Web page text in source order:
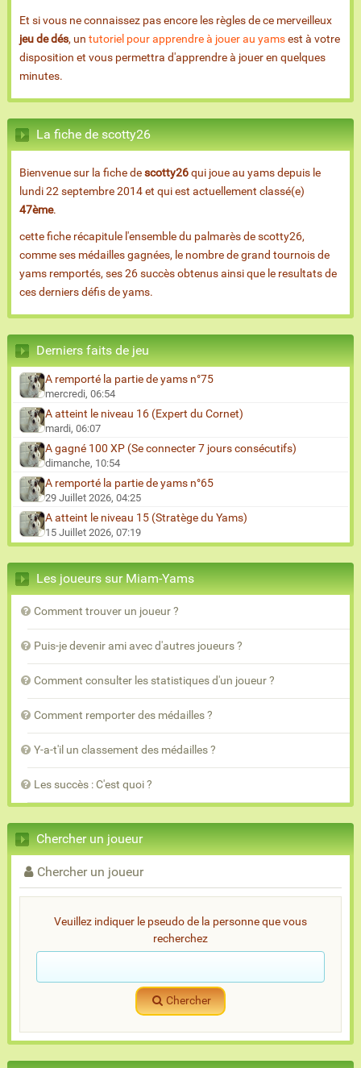
Et si vous ne connaissez pas encore les règles de ce merveilleux
jeu de dés, un tutoriel pour apprendre à jouer au yamsest à votre
disposition et vous permettra d'apprendre à jouer en quelques
minutes.
La fiche de scotty26
Bienvenue sur la fiche descotty26qui joue au yams depuis le
lundi 22 septembre 2014 et qui est actuellement classé(e)
47ème.
cette fiche récapitule l'ensemble du palmarès de scotty26,
comme ses médailles gagnées, le nombre de grand tournois de
yams remportés, ses 26 succès obtenus ainsi que le resultats de
ces derniers défis de yams.
Derniers faits de jeu
A remporté la partie de yams n°75
mercredi, 06:54
A atteint le niveau 16 (Expert du Cornet)
mardi, 06:07
A gagné 100 XP (Se connecter 7 jours consécutifs)
dimanche, 10:54
A remporté la partie de yams n°65
29 Juillet 2026, 04:25
A atteint le niveau 15 (Stratège du Yams)
15 Juillet 2026, 07:19
Les joueurs sur Miam-Yams
Comment trouver un joueur ?
Puis-je devenir ami avec d'autres joueurs ?
Comment consulter les statistiques d'un joueur ?
Comment remporter des médailles ?
Y-a-t'il un classement des médailles ?
Les succès : C'est quoi ?
Chercher un joueur
Chercher un joueur
Veuillez indiquer le pseudo de la personne que vous
recherchez
Chercher